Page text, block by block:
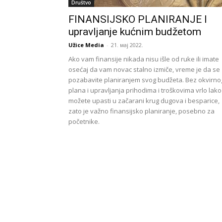
Društvo
FINANSIJSKO PLANIRANJE I
upravljanje kućnim budžetom
Užice Media - 21. мај 2022.
Ako vam finansije nikada nisu išle od ruke ili imate
osećaj da vam novac stalno izmiče, vreme je da se
pozabavite planiranjem svog budžeta. Bez
plana i upravljanja prihodima i troškovima vrlo lako
možete upasti u začarani krug dugova i besparice,
zato je važno finansijsko planiranje, posebno za
početnike.